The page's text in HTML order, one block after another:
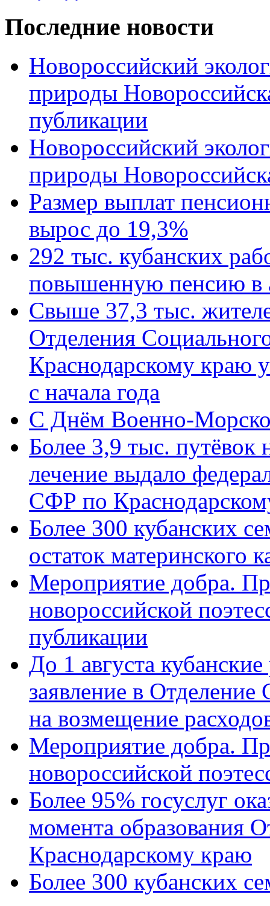
Последние новости
Новороссийский
природы
публикации
Новороссийский
природы
Размер выплат
вырос до 19,3%
292 тыс. кубанских
повышенную пенсию в
Свыше 37,3 тыс.
Отделения
Краснодарскому краю
с начала года
C Днём Военно-
Более 3,9 тыс. путёвок
лечение выдало
СФР по
Более 300 кубанских
остаток материнского
Мероприятие добра.
новороссийской
публикации
До 1 августа
заявление в
на возмещение
Мероприятие добра.
новороссийской
Более 95% госуслуг
момента образования
Краснодарскому краю
Более 300 кубанских